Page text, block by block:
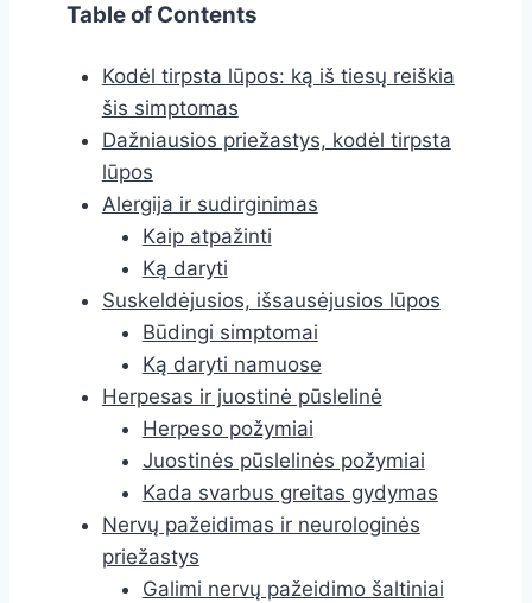
Table of Contents
Kodėl tirpsta lūpos: ką iš tiesų reiškia
šis simptomas
Dažniausios priežastys, kodėl tirpsta
lūpos
Alergija ir sudirginimas
Kaip atpažinti
Ką daryti
Suskeldėjusios, išsausėjusios lūpos
Būdingi simptomai
Ką daryti namuose
Herpesas ir juostinė pūslelinė
Herpeso požymiai
Juostinės pūslelinės požymiai
Kada svarbus greitas gydymas
Nervų pažeidimas ir neurologinės
priežastys
Galimi nervų pažeidimo šaltiniai